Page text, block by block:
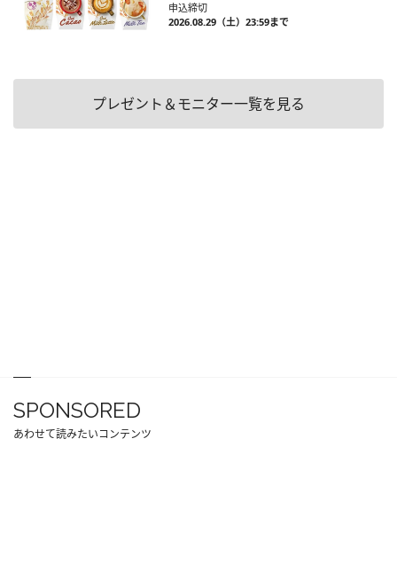
申込締切
2026.08.29（土）23:59まで
プレゼント＆モニター一覧を見る
SPONSORED
あわせて読みたいコンテンツ